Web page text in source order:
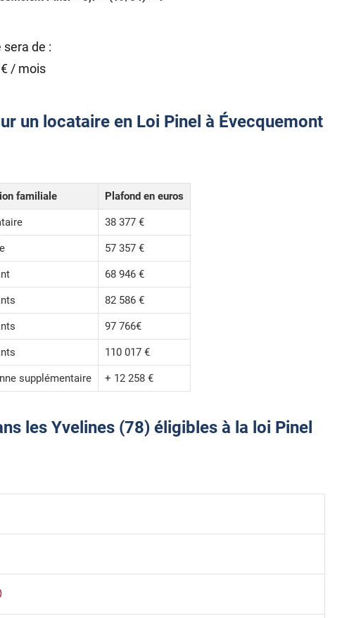
de :
/ mois
un locataire en Loi Pinel à Évecquemont
familiale Plafond en euros
38 377 €
57 357 €
68 946 €
82 586 €
97 766€
110 017 €
supplémentaire + 12 258 €
les Yvelines (78) éligibles à la loi Pinel